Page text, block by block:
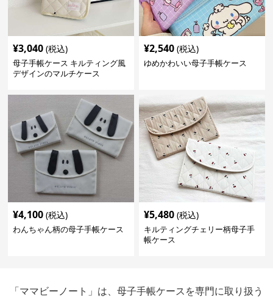
¥3,040 (税込)
母子手帳ケース キルティング風
デザインのマルチケース
¥2,540 (税込)
ゆめかわいい母子手帳ケース
¥4,100 (税込)
わんちゃん柄の母子手帳ケース
¥5,480 (税込)
キルティングチェリー柄母子手
帳ケース
「ママビーノート」は、母子手帳ケースを専門に取り扱う